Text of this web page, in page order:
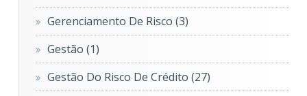
Gerenciamento De Risco(3)
Gestão(1)
Gestão Do Risco De Crédito(27)